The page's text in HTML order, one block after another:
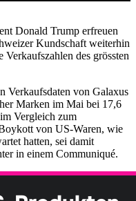
Donald Trump erfreuen
Kundschaft weiterhin
des grössten
Verkaufsdaten von Galaxus
Marken im Mai bei 17,6
Vergleich zum
von US-Waren, wie
hatten, sei damit
in einem Communiqué.